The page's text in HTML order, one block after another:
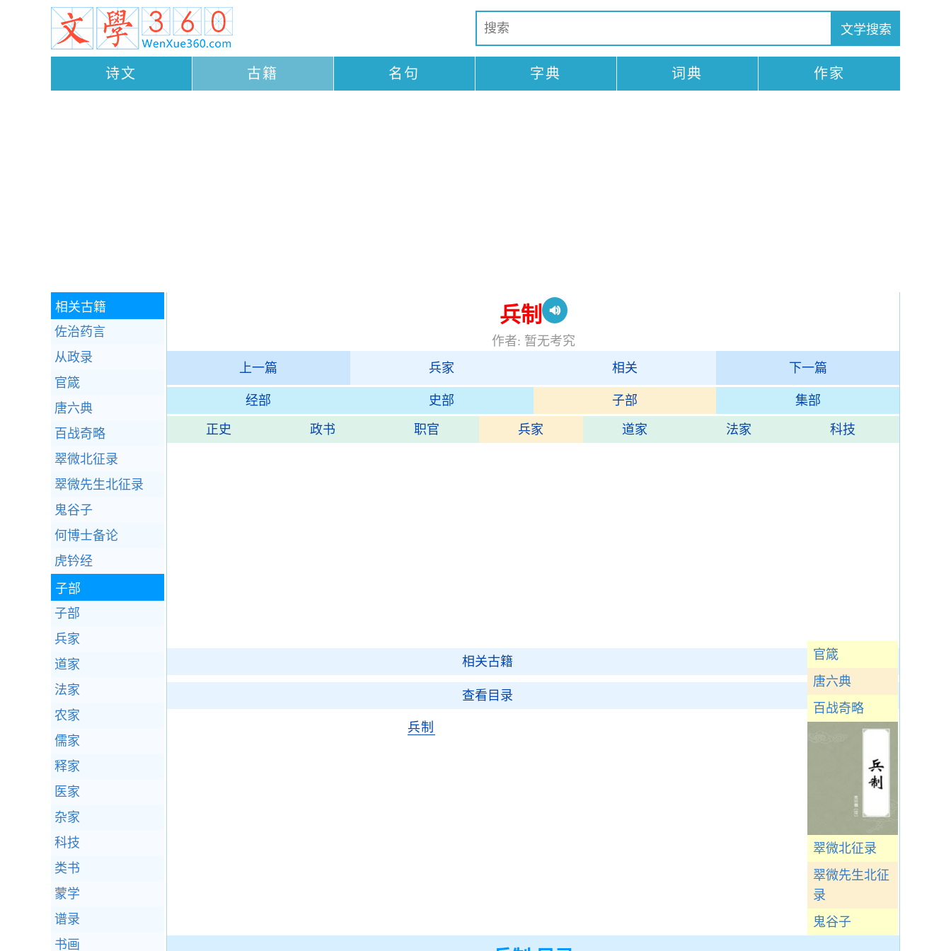
诗文 古籍 名句 字典 词典 作家
兵制
作者: 暂无考究
上一篇
兵家 相关 下一篇
经部 史部 子部 集部
正史 政书 职官 兵家 道家 法家 科技
官箴
唐六典
百战奇略
翠微北征录
翠微先生北征
录
鬼谷子
相关古籍
查看目录
兵制
相关古籍
佐治药言
从政录
官箴
唐六典
百战奇略
翠微北征录
翠微先生北征录
鬼谷子
何博士备论
虎钤经
子部
子部
兵家
道家
法家
农家
儒家
释家
医家
杂家
科技
类书
蒙学
谱录
书画